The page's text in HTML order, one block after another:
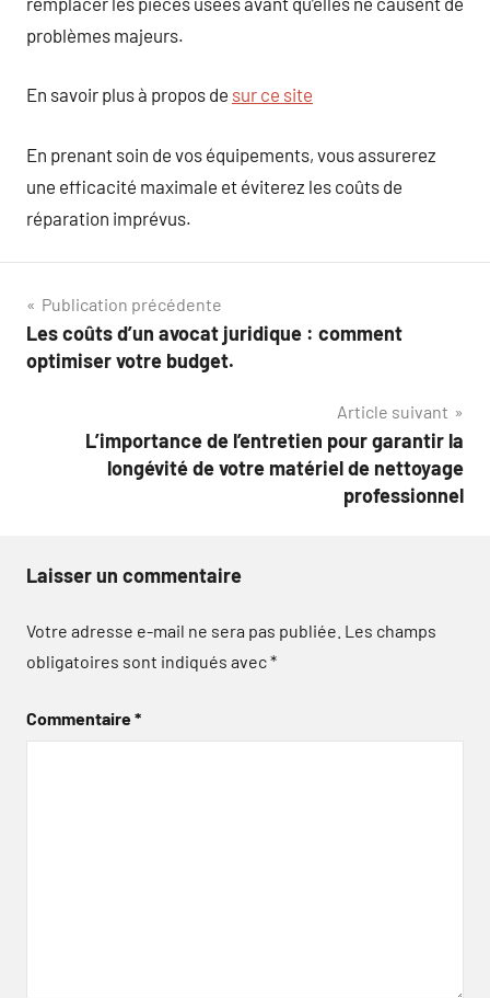
problèmes majeurs.
En savoir plus à propos de sur ce site
En prenant soin de vos équipements, vous assurerez
une efficacité maximale et éviterez les coûts de
réparation imprévus.
Navigation
de
Publication précédente
Les coûts d’un avocat juridique : comment
optimiser votre budget.
Article suivant
L’importance de l’entretien pour garantir la
longévité de votre matériel de nettoyage
professionnel
Laisser un commentaire
Votre adresse e-mail ne sera pas publiée. Les champs
obligatoires sont indiqués avec*
Commentaire*